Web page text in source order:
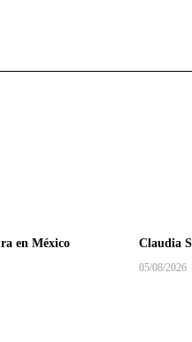
en México Claudia
05/08/2026